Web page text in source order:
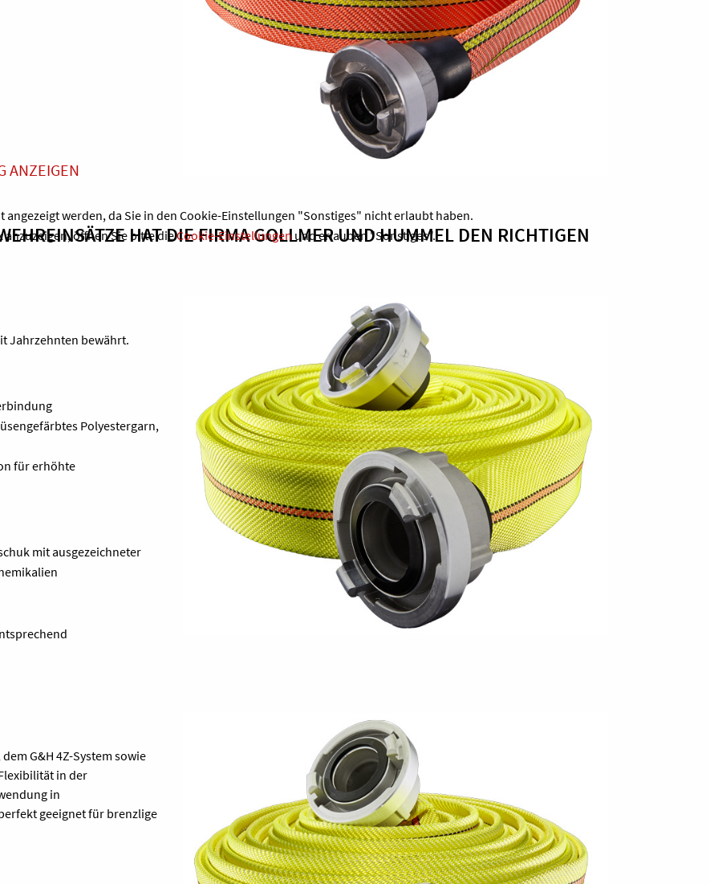
ANZEIGEN
angezeigt werden, da Sie in den Cookie-Einstellungen "Sonstiges" nicht erlaubt haben.
anzuzeigen, öffnen Sie bitte dieCookie-Einstellungen und erlauben "Sonstiges".
HAT DIE FIRMA GOLLMER UND HUMMEL DEN RICHTIGEN
Jahrzehnten bewährt.
Polyestergarn,
für erhöhte
mit ausgezeichneter
G&H 4Z-System sowie
in der
in
geeignet für brenzlige